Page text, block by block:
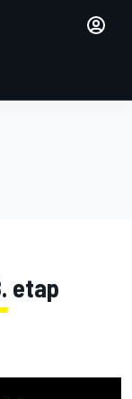
etap